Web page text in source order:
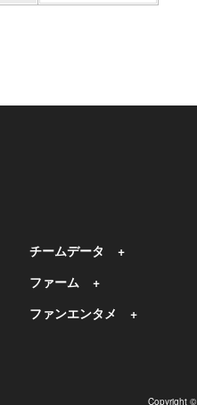
チームデータ
ファーム
ファンエンタメ
Copyright